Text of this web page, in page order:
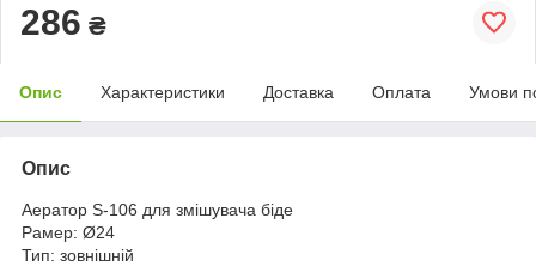
286 ₴
Опис Характеристики Доставка Оплата Умови
Опис
Аератор S-106 для змішувача біде
Рамер: Ø24
Тип: зовнішній